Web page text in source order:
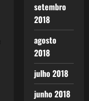
setembro
2018
agosto
2018
julho 2018
junho 2018